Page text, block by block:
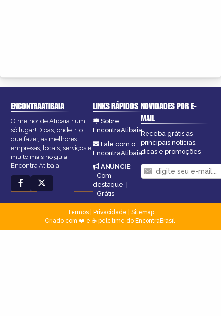
ENCONTRAATIBAIA
O melhor de Atibaia num
só lugar! Dicas, onde ir, o
que fazer, as melhores
empresas, locais, serviços e
muito mais no guia
Encontra Atibaia.
LINKS RÁPIDOS
Sobre
EncontraAtibaia
Fale com o
EncontraAtibaia
ANUNCIE:
Com
destaque |
Grátis
NOVIDADES POR E-
MAIL
Receba grátis as
principais notícias,
dicas e promoções
Termos| Privacidade
Sitemap
Criado com ❤️ e ☕ pelo time do EncontraBrasil